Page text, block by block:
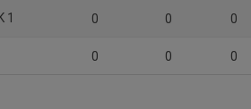
1 0 0 0
0 0 0